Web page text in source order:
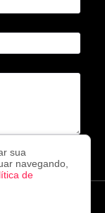
sua
navegando,
de